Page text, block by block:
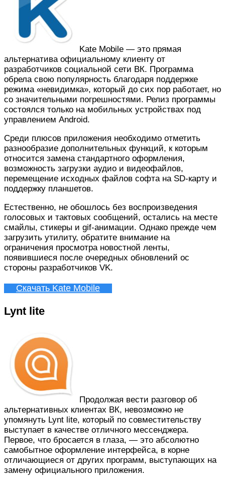
Kate Mobile — это прямая
альтернатива официальному клиенту от
разработчиков социальной сети ВК. Программа
обрела свою популярность благодаря поддержке
режима «невидимка», который до сих пор работает, но
со значительными погрешностями. Релиз программы
состоялся только на мобильных устройствах под
управлением Android.
Среди плюсов приложения необходимо отметить
разнообразие дополнительных функций, к которым
относится замена стандартного оформления,
возможность загрузки аудио и видеофайлов,
перемещение исходных файлов софта на SD-карту и
поддержку планшетов.
Естественно, не обошлось без воспроизведения
голосовых и тактовых сообщений, остались на месте
смайлы, стикеры и gif-анимации. Однако прежде чем
загрузить утилиту, обратите внимание на
ограничения просмотра новостной ленты,
появившиеся после очередных обновлений ос
стороны разработчиков VK.
Скачать Kate Mobile
Lynt lite
Продолжая вести разговор об
альтернативных клиентах ВК, невозможно не
упомянуть Lynt lite, который по совместительству
выступает в качестве отличного мессенджера.
Первое, что бросается в глаза, — это абсолютно
самобытное оформление интерфейса, в корне
отличающиеся от других программ, выступающих на
замену официального приложения.